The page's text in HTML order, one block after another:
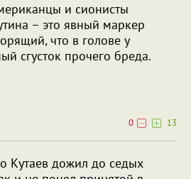
и сионисты
– это явный маркер
что в голове у
сгусток прочего бреда.
0
13
Кутаев дожил до седых